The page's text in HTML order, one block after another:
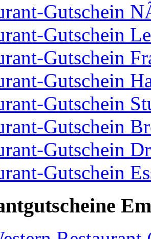
Gutschein
Gutschein
Gutschein
Gutschein
Gutschein
Gutschein
Gutschein
Gutschein